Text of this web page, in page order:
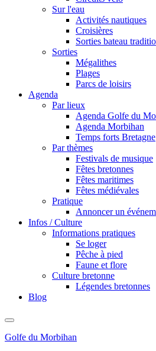
Sur l'eau
Activités nautiques
Croisières
Sorties bateau
Sorties
Mégalithes
Plages
Parcs de loisirs
Agenda
Par lieux
Agenda Golfe du
Agenda Morbihan
Temps forts Bretagne
Par thèmes
Festivals de musique
Fêtes bretonnes
Fêtes maritimes
Fêtes médiévales
Pratique
Annoncer un
Infos / Culture
Informations pratiques
Se loger
Pêche à pied
Faune et flore
Culture bretonne
Légendes bretonnes
Blog
Golfe du Morbihan